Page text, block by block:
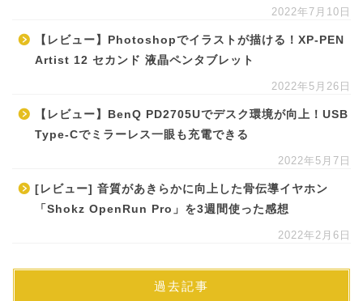
2022年7月10日
【レビュー】Photoshopでイラストが描ける！XP-PEN
Artist 12 セカンド 液晶ペンタブレット
2022年5月26日
【レビュー】BenQ PD2705Uでデスク環境が向上！USB
Type-Cでミラーレス一眼も充電できる
2022年5月7日
[レビュー] 音質があきらかに向上した骨伝導イヤホン
「Shokz OpenRun Pro」を3週間使った感想
2022年2月6日
過去記事